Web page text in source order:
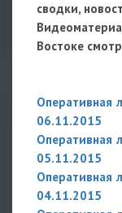
сводки,
Востоке
Оперативная
06.11.2015
Оперативная
05.11.2015
Оперативная
04.11.2015